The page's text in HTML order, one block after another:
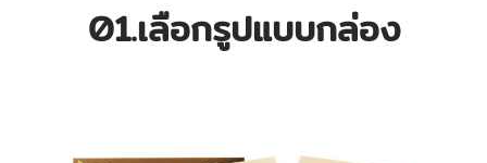
01.เลือกรูปแบบกล่อง